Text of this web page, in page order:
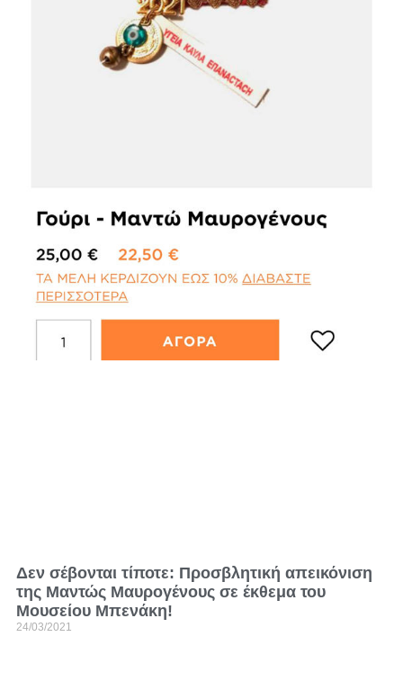
Δεν σέβονται τίποτε: Προσβλητική απεικόνιση
της Μαντώς Μαυρογένους σε έκθεμα του
Μουσείου Μπενάκη!
24/03/2021